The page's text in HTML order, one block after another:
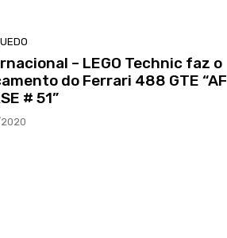
– LEGO Technic faz o
do Ferrari 488 GTE “AF
# 51”